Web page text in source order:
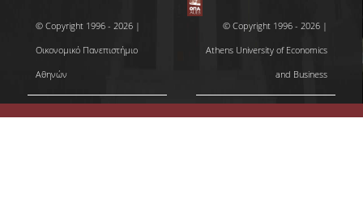
© Copyright 1996 - 2026 |
Οικονομικό Πανεπιστήμιο
Αθηνών
© Copyright 1996 - 2026 |
Athens University of Economics
and Business